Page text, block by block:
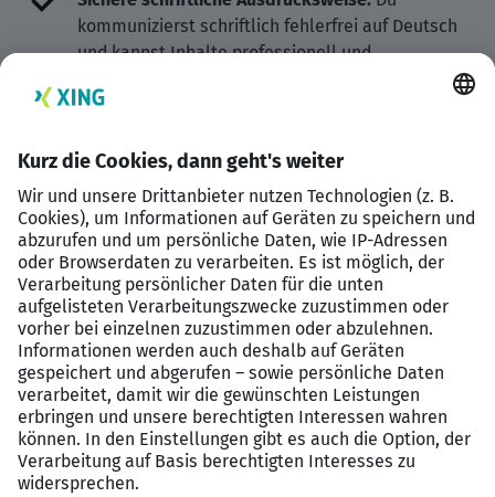
kommunizierst schriftlich fehlerfrei auf Deutsch
und kannst Inhalte professionell und
100% Remote:
Unser Team arbeitet vollständig
remote – das bedeutet für dichabsolute örtliche
Freiheit .
Top-Verdienst & Wachstum:Du verdienst bei uns
4.000€ brutto pro Monatund hast die
Möglichkeit, dich perspektivisch zum Closer
weiterzuentwickeln.
Warme Leads: Wir wachsen überbezahlte
Werbeanzeigen– das heißt: Interessenten
bewerben sich bei uns, nicht umgekehrt.